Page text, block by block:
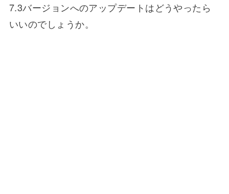
7.3バージョンへのアップデートはどうやったら
いいのでしょうか。